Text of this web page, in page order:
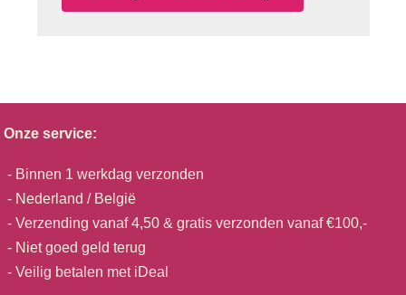
Onze service:
- Binnen 1 werkdag verzonden
- Nederland / België
- Verzending vanaf 4,50 & gratis verzonden vanaf €100,-
- Niet goed geld terug
- Veilig betalen met iDeal